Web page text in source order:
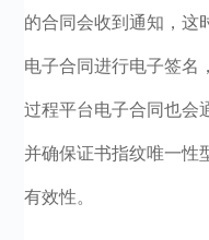
的合同会收到通知，这
电子合同进行电子签名
过程平台电子合同也会
并确保证书指纹唯一性
有效性。